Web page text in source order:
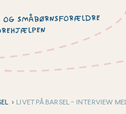
> LIVET PÅ BARSEL − INTERVIEW